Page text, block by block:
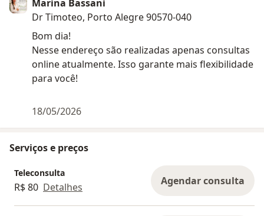
Marina Bassani
Dr Timoteo, Porto Alegre 90570-040
Bom dia!
Nesse endereço são realizadas apenas consultas
online atualmente. Isso garante mais flexibilidade
para você!
18/05/2026
Serviços e preços
Teleconsulta
R$ 80 Detalhes Agendar consulta